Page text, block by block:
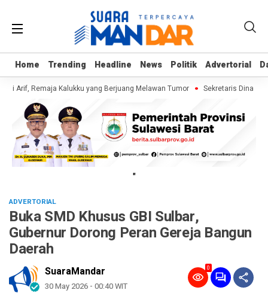
Home Trending Headline News Politik Advertorial
Home Trending Headline News Politik Advertorial
Arif, Remaja Kalukku yang Berjuang Melawan Tumor Sekretaris Dinas
"
ADVERTORIAL
Buka SMD Khusus GBI Sulbar,
Gubernur Dorong Peran Gereja Bangun
Daerah
SuaraMandar
30 May 2026 - 00:40 WIT
0